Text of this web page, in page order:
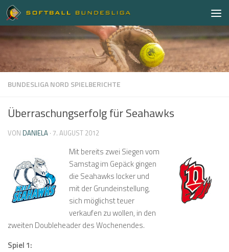
Zum Inhalt springen
BUNDESLIGA NORD SPIELBERICHTE
Überraschungserfolg für Seahawks
VON DANIELA · 7. AUGUST 2012
Mit bereits zwei Siegen vom
Samstag im Gepäck gingen
die Seahawks locker und
mit der Grundeinstellung,
sich möglichst teuer
verkaufen zu wollen, in den
zweiten Doubleheader des Wochenendes.
Spiel 1: